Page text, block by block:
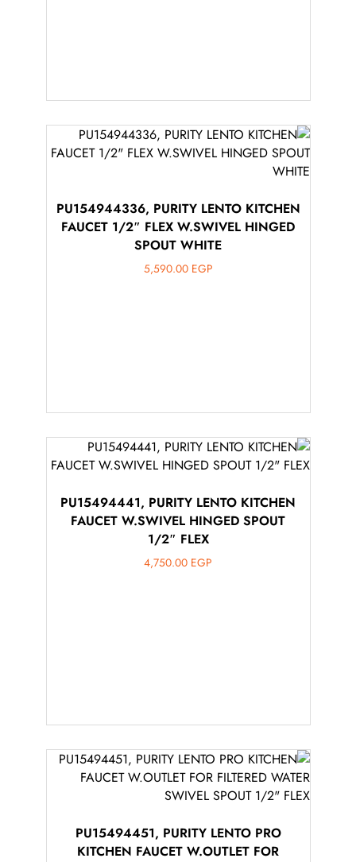
PU154944336, PURITY LENTO KITCHEN
FAUCET 1/2″ FLEX W.SWIVEL HINGED
SPOUT WHITE
5,590.00 EGP
PU15494441, PURITY LENTO KITCHEN
FAUCET W.SWIVEL HINGED SPOUT
1/2″ FLEX
4,750.00 EGP
PU15494451, PURITY LENTO PRO
KITCHEN FAUCET W.OUTLET FOR